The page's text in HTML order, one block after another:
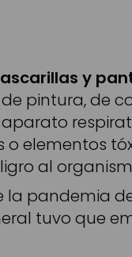
y
pintura, de
o elementos
al
pandemia
tuvo que